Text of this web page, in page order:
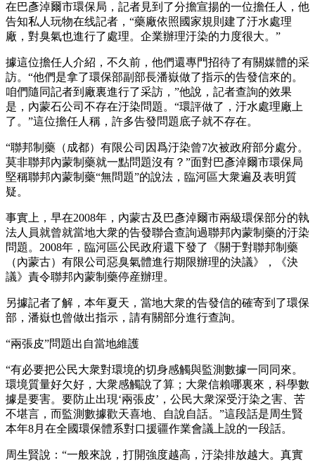
在巴彥淖爾市環保局，記者見到了分擔宣揚的一位擔任人，他
告知私人玩物在线記者，“藥廠依照國家規則建了汙水處理
廠，對臭氣也進行了處理。企業辦理汙染的力度很大。”
據這位擔任人介紹，不久前，他們還專門招待了有關媒體的采
訪。“他們是拿了環保部副部長潘嶽做了指示的告發信來的。
咱們隨同記者到廠裏進行了采訪，”他說，記者查詢的效果
是，內蒙石公司不存在汙染問題。“環評做了，汙水處理廠上
了。”這位擔任人稱，許多告發問題底子就不存在。
“聯邦制藥（成都）有限公司因爲汙染曾7次被政府部分處分。
莫非聯邦內蒙制藥就一點問題沒有？”面對巴彥淖爾市環保局
堅稱聯邦內蒙制藥“無問題”的說法，臨河區大衆遍及表明質
疑。
事實上，早在2008年，內蒙古及巴彥淖爾市兩級環保部分的執
法人員就曾就當地大衆的告發聯合查詢過聯邦內蒙制藥的汙染
問題。2008年，臨河區公民政府還下發了《關于對聯邦制藥
（內蒙古）有限公司惡臭氣體進行期限辦理的決議》，《決
議》責令聯邦內蒙制藥停産辦理。
另據記者了解，本年夏天，當地大衆的告發信的確寄到了環保
部，潘嶽也曾做出指示，請有關部分進行查詢。
“兩張皮”問題出自當地維護
“有必要把公民大衆對環境的切身感觸與監測數據一同同來。
環境質量好欠好，大衆感觸說了算；大衆信賴哪裏來，科學數
據是要害。要防止出現‘兩張皮’，公民大衆深受汙染之害、苦
不堪言，而監測數據歡天喜地、自說自話。”這段話是周生賢
本年8月在全國環保體系對口援疆作業會議上說的一段話。
周生賢說：“一般來說，打開強度越高，汙染排放越大。真實